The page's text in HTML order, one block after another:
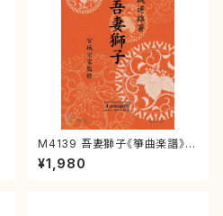
M4139 吾妻獅子《箏曲楽譜》
（箏/宮城道雄著・宮城宗家監修/
箏曲古典楽譜）
¥1,980